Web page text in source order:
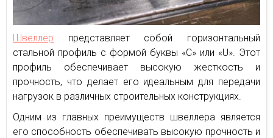
Швеллер представляет собой горизонтальный
стальной профиль с формой буквы «C» или «U». Этот
профиль обеспечивает высокую жесткость и
прочность, что делает его идеальным для передачи
нагрузок в различных строительных конструкциях.
Одним из главных преимуществ швеллера является
его способность обеспечивать высокую прочность и